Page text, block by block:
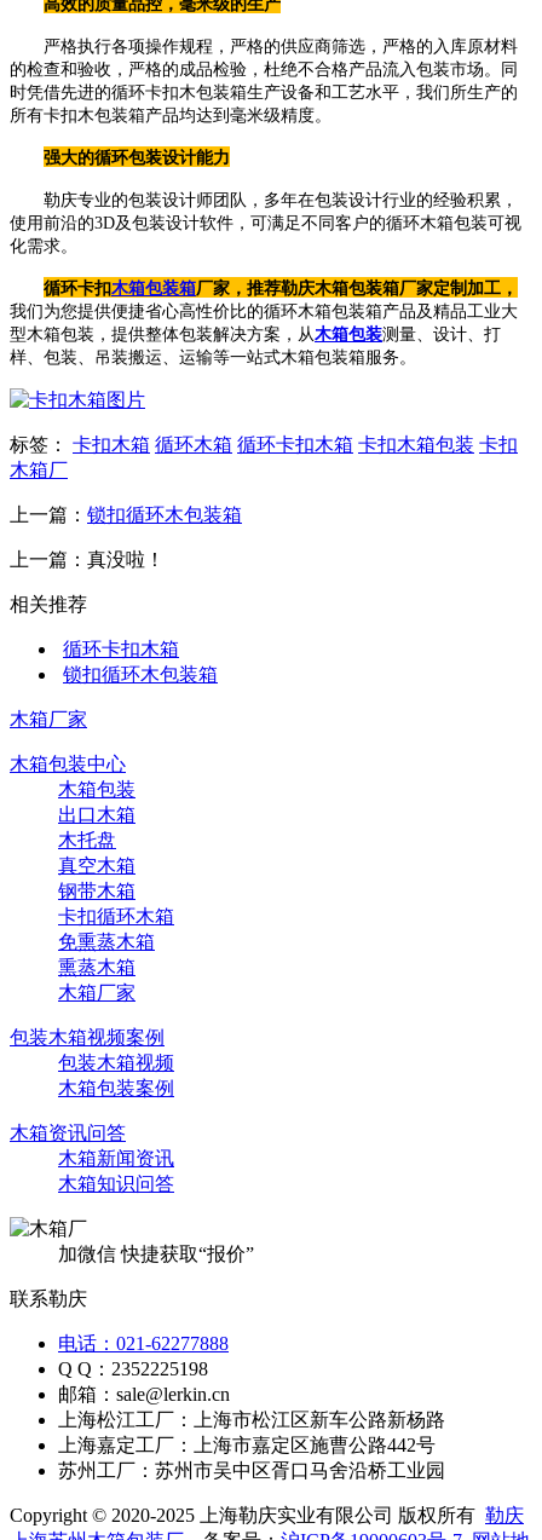
高效的质量品控，毫米级的生产
严格执行各项操作规程，严格的供应商筛选，严格的入库原材料
的检查和验收，严格的成品检验，杜绝不合格产品流入包装市场。同
时凭借先进的循环卡扣木包装箱生产设备和工艺水平，我们所生产的
所有卡扣木包装箱产品均达到毫米级精度。
强大的循环包装设计能力
勒庆专业的包装设计师团队，多年在包装设计行业的经验积累，
使用前沿的3D及包装设计软件，可满足不同客户的循环木箱包装可视
化需求。
循环卡扣木箱包装箱厂家，推荐勒庆木箱包装箱厂家定制加工，
我们为您提供便捷省心高性价比的循环木箱包装箱产品及精品工业大
型木箱包装，提供整体包装解决方案，从木箱包装测量、设计、打
样、包装、吊装搬运、运输等一站式木箱包装箱服务。
标签： 卡扣木箱 循环木箱 循环卡扣木箱 卡扣木箱包装 卡扣
木箱厂
上一篇： 锁扣循环木包装箱
上一篇：真没啦！
相关推荐
循环卡扣木箱
锁扣循环木包装箱
木箱厂家
木箱包装中心
木箱包装
出口木箱
木托盘
真空木箱
钢带木箱
卡扣循环木箱
免熏蒸木箱
熏蒸木箱
木箱厂家
包装木箱视频案例
包装木箱视频
木箱包装案例
木箱资讯问答
木箱新闻资讯
木箱知识问答
加微信 快捷获取“报价”
联系勒庆
电话：021-62277888
Q Q：2352225198
邮箱：sale@lerkin.cn
上海松江工厂：上海市松江区新车公路新杨路
上海嘉定工厂：上海市嘉定区施曹公路442号
苏州工厂：苏州市吴中区胥口马舍沿桥工业园
Copyright © 2020-2025 上海勒庆实业有限公司 版权所有 勒庆